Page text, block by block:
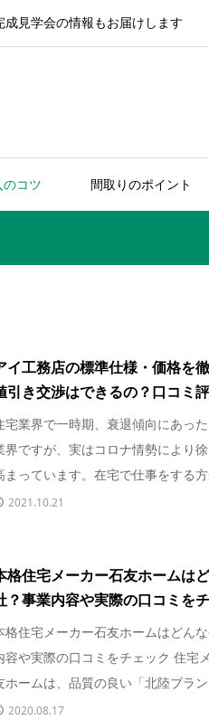
見学会の情報もお届けします
のコツ 間取りのポイント
イ工務店の標準仕様・価格を
引き交渉はできるの？口コミ
宅業界で一時期、衰退傾向にあった
界ですが、実はコロナ情勢により
まっています。在宅で仕事をする
2021.10.21
格住宅メーカー石友ホームは
？事業内容や実際の口コミを
格住宅メーカー石友ホームはどん
容や実際の口コミをチェック 住宅
ホームは、品質の良い「北陸ブラ
2020.08.17